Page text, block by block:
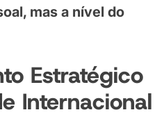
mas a nível do
Estratégico
Internacional